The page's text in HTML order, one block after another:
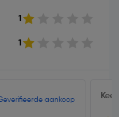
1
1
aankoop